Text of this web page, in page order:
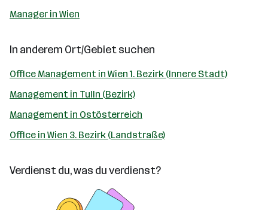
Manager in Wien
In anderem Ort/Gebiet suchen
Office Management in Wien 1. Bezirk (Innere Stadt)
Management in Tulln (Bezirk)
Management in Ostösterreich
Office in Wien 3. Bezirk (Landstraße)
Verdienst du, was du verdienst?